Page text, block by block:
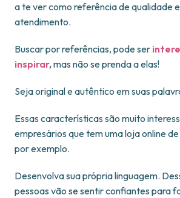
a te ver como referência de qualidade
atendimento.
Buscar por referências, pode ser
inspirar, mas não se prenda a elas!
Seja original e autêntico em suas
Essas características são muito
empresários que tem uma loja online
por exemplo.
Desenvolva sua própria linguagem.
pessoas vão se sentir confiantes para